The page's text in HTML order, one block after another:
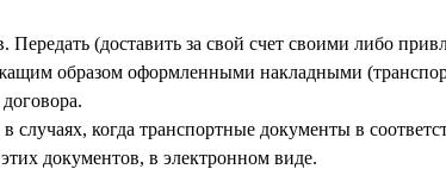
Передать (доставить за свой счет своими либо
образом оформленными накладными
когда транспортные документы в
документов, в электронном виде.